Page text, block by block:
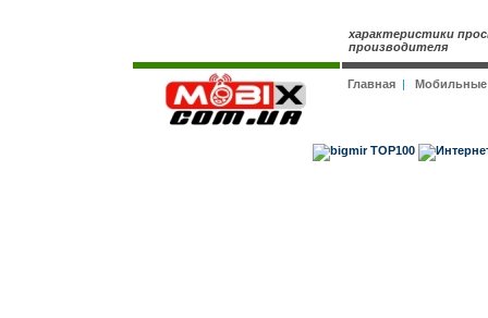
характеристики
производителя
Главная|